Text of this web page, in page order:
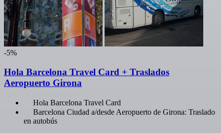
-5%
Hola Barcelona Travel Card + Traslados
Aeropuerto Girona
Hola Barcelona Travel Card
Barcelona Ciudad a/desde Aeropuerto de Girona: Traslado
en autobús